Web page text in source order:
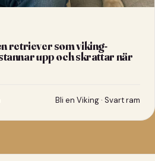
retriever som viking-
upp och skrattar när
Bli en Viking · Svart ram